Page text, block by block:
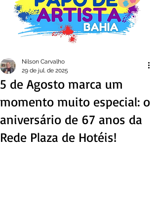
5 de Agosto marca um
momento muito especial: o
aniversário de 67 anos da
Rede Plaza de Hotéis!
Nilson Carvalho
29 de jul. de 2025